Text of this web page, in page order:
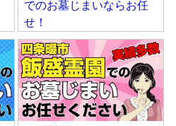
でのお墓じまいならお任
せ！